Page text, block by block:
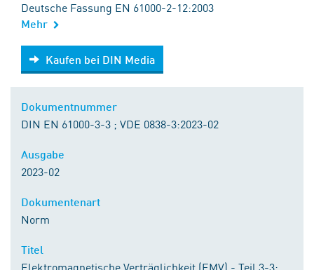
Deutsche Fassung EN 61000-2-12:2003
Mehr
Kaufen bei DIN Media
Kaufen bei DIN Media
DIN EN 61000-3-3 ; VDE 0838-3:2023-02
2023-02
Norm
Elektromagnetische Verträglichkeit (EMV) - Teil 3-3: